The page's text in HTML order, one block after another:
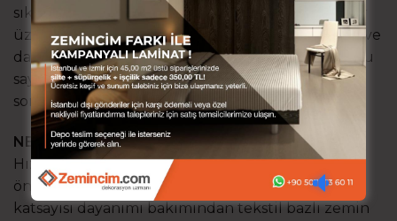
sıkıştırılmasıyla panellere dönüştürülür. Paneller
üzerinde desen kaplaması ve geliştirilmiş sertlik ve
dayanım sağlayan koruyucu tabakalar kaplıdır. Bu
sayede çeşitli ebat, döşeme sistemi ve neredeyse
sonsuz desen çeşitliği sağlanır.
NEDEN LAMİNAT PARKE KULLANMALIYIM?
Hızlı döşenir, çok çeşit sunar ve hepsinden
önemlisi dayanıklıdır. Çizilme ve sürtünme
katsayısı dayanımı bakımından tekstil bazlı zemin